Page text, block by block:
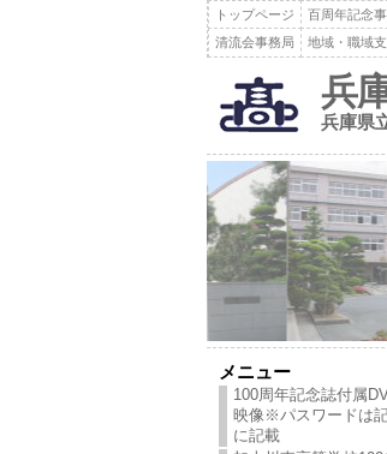
トップページ 百周年記念
清流会事務局
地域・職域
兵
兵庫県
メニュー
100周年記念誌付属
映像※パスワードは
に記載